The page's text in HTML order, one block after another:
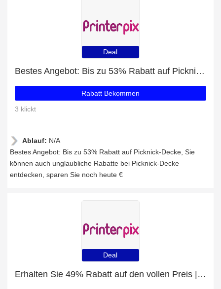
Deal
Bestes Angebot: Bis zu 53% Rabatt auf Picknick-Decke
Rabatt Bekommen
3 klickt
Ablauf: N/A
Bestes Angebot: Bis zu 53% Rabatt auf Picknick-Decke, Sie
können auch unglaubliche Rabatte bei Picknick-Decke
entdecken, sparen Sie noch heute €
Deal
Erhalten Sie 49% Rabatt auf den vollen Preis | 5% Rabatt auf Individuelle Maske